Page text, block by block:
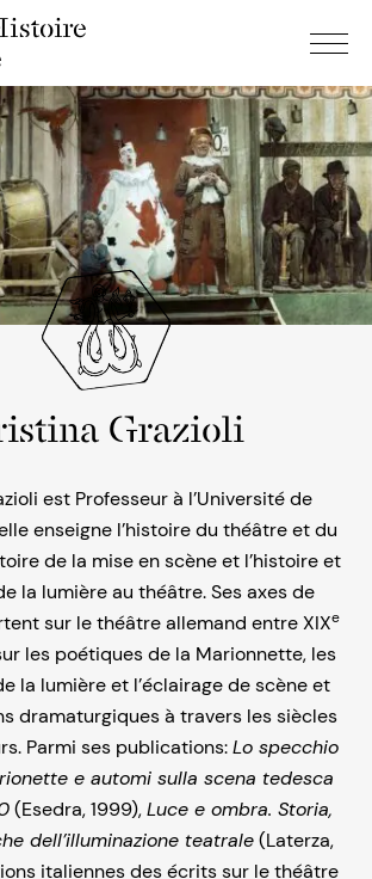
Grazioli
est Professeur à l’Université de
enseigne l’histoire du théâtre et du
de la mise en scène et l’histoire et
la lumière au théâtre. Ses axes de
sur le théâtre allemand entre XIXe
les poétiques de la Marionnette, les
la lumière et l’éclairage de scène et
dramaturgiques à travers les siècles
Parmi ses publications:Lo specchio
e automi sulla scena tedesca
(Esedra, 1999),Luce e ombra. Storia,
dell’illuminazione teatrale(Laterza,
italiennes des écrits sur le théâtre